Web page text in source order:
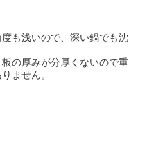
も浅いので、深い鍋でも沈
の厚みが分厚くないので重
ません。